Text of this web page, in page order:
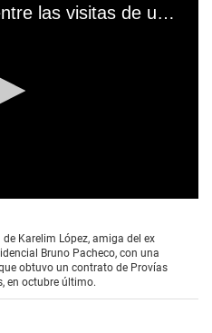
¿Qué relación hay entre las visitas de una empresaria a Palacio de Gobierno y la adjudicación de una millonaria obra?
Karelim López, amiga del ex
Bruno Pacheco, con una
obtuvo un contrato de Provías
en octubre último.